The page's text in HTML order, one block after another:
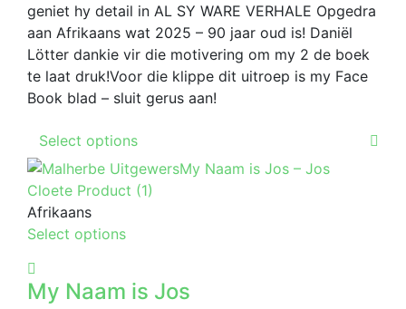
geniet hy detail in AL SY WARE VERHALE Opgedra
aan Afrikaans wat 2025 – 90 jaar oud is! Daniël
Lötter dankie vir die motivering om my 2 de boek
te laat druk!Voor die klippe dit uitroep is my Face
Book blad – sluit gerus aan!
Select options
has
multiple
may
Afrikaans
Select optionsThis
multiple
My Naam is Jos